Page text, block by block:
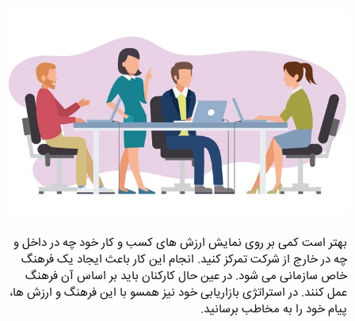
بهتر است کمی بر روی نمایش ارزش های کسب و کار خود چه در داخل و
چه در خارج از شرکت تمرکز کنید. انجام این کار باعث ایجاد یک فرهنگ
خاص سازمانی می شود. در عین حال کارکنان باید بر اساس آن فرهنگ
عمل کنند. در استراتژی بازاریابی خود نیز همسو با این فرهنگ و ارزش ها،
پیام خود را به مخاطب برسانید.